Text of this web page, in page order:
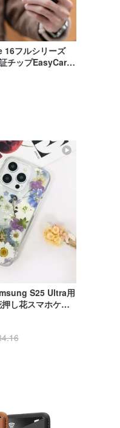
フルシリーズ
チップEasyCard
S25 Ultra用
し花スマホケー